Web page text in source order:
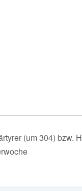
(um 304) bzw.